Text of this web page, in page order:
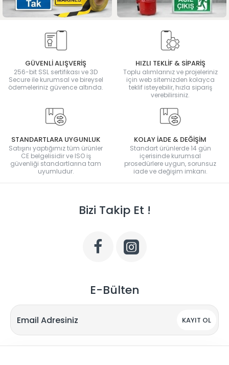
GÜVENLİ ALIŞVERİŞ
256-bit SSL sertifikası ve 3D
Secure ile kurumsal ve bireysel
ödemeleriniz güvence altında.
HIZLI TEKLİF & SİPARİŞ
Toplu alımlarınız ve projeleriniz
için web sitemizden kolayca
teklif isteyebilir, hızla sipariş
verebilirsiniz.
STANDARTLARA UYGUNLUK
Satışını yaptığımız tüm ürünler
CE belgelisidir ve ISO iş
güvenliği standartlarına tam
uyumludur.
KOLAY İADE & DEĞİŞİM
Standart ürünlerde 14 gün
içerisinde kurumsal
prosedürlere uygun, sorunsuz
iade ve değişim imkanı.
Bizi Takip Et !
E-Bülten
KAYIT OL